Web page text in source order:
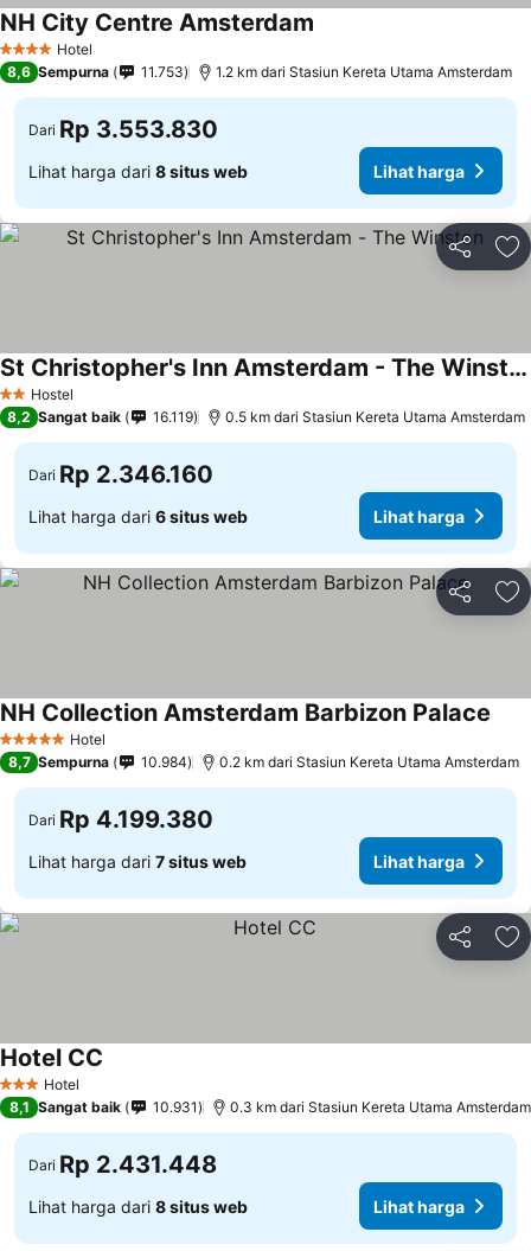
4 BintangHotel
NH City Centre Amsterdam
8,6 Sempurna 11.753 1.2 km dari Stasiun Kereta Utama Amsterdam
Dari Rp 3.553.830
Lihat harga dari 8 situs web Lihat harga
Bagikan
2 Bintang
Hostel
St Christopher's Inn Amsterdam - The Winston
8,2 Sangat baik 16.119 0.5 km dari Stasiun Kereta Utama Amsterdam
Dari Rp 2.346.160
Lihat harga dari 6 situs web Lihat harga
Bagikan
5 Bintang Hotel
NH Collection Amsterdam Barbizon Palace
8,7 Sempurna 10.984 0.2 km dari Stasiun Kereta Utama Amsterdam
Dari Rp 4.199.380
Lihat harga dari 7 situs web Lihat harga
Bagikan
3 BintangHotel
Hotel CC
8,1 Sangat baik 10.931 0.3 km dari Stasiun Kereta Utama Amsterdam
Dari Rp 2.431.448
Lihat harga dari 8 situs web Lihat harga